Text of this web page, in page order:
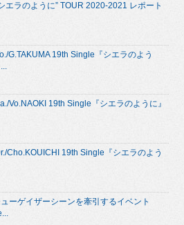
エラのように” TOUR 2020-2021 レポート
G.TAKUMA 19th Single『シエラのよう
Vo.NAOKI 19th Single『シエラのように』
Cho.KOUICHI 19th Single『シエラのよう
ーゲイザーシーンを牽引するイベント